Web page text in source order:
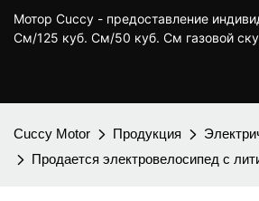
Мотор Cuccy - предоставление
См/125 куб. См/50 куб. См газовой
Cuccy Motor Продукция
Продается электровелосипед с